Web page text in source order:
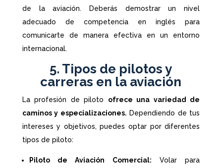
de la aviación. Deberás demostrar un nivel
adecuado de competencia en inglés para
comunicarte de manera efectiva en un entorno
internacional.
5. Tipos de pilotos y
carreras en la aviación
La profesión de piloto ofrece una variedad de
caminos y especializaciones. Dependiendo de tus
intereses y objetivos, puedes optar por diferentes
tipos de piloto:
Piloto de Aviación Comercial: Volar para